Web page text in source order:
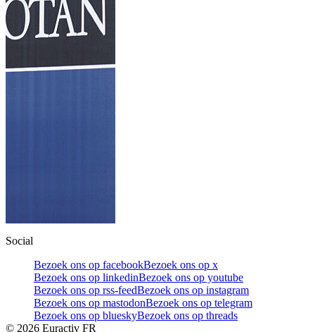
Social
Bezoek ons op facebookBezoek ons op x
Bezoek ons op linkedinBezoek ons op youtube
Bezoek ons op rss-feedBezoek ons op instagram
Bezoek ons op mastodonBezoek ons op telegram
Bezoek ons op blueskyBezoek ons op threads
© 2026 Euractiv FR